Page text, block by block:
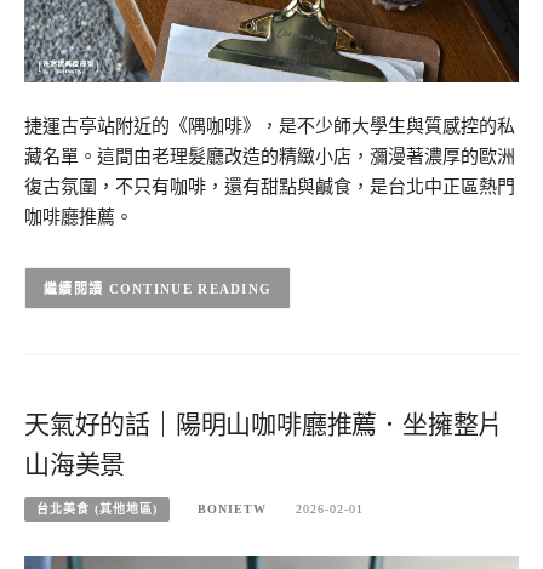
捷運古亭站附近的《隅咖啡》，是不少師大學生與質感控的私
藏名單。這間由老理髮廳改造的精緻小店，瀰漫著濃厚的歐洲
復古氛圍，不只有咖啡，還有甜點與鹹食，是台北中正區熱門
咖啡廳推薦。
CONTINUE READING
天氣好的話｜陽明山咖啡廳推薦．坐擁整片
山海美景
台北美食 (其他地區) BONIETW 2026-02-01